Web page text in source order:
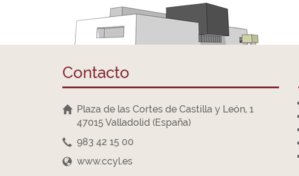
Contacto
Plaza de las Cortes de Castilla y León, 1
47015 Valladolid (España)
983 42 15 00
www.ccyl.es